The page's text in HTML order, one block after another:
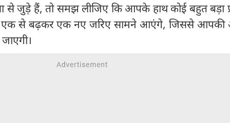
से जुड़े हैं, तो समझ लीजिए कि आपके हाथ कोई बहुत बड़ा
एक से बढ़कर एक नए जरिए सामने आएंगे, जिससे आपकी